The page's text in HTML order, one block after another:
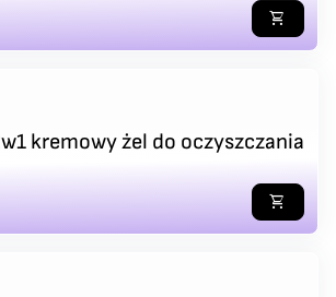
shopping_cart
kremowy żel do oczyszczania
shopping_cart